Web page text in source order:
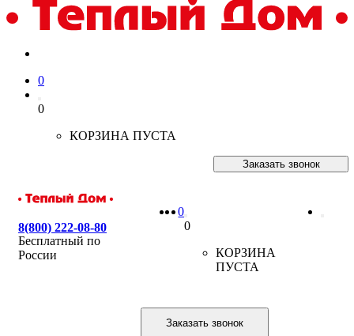
0
0
КОРЗИНА ПУСТА
Заказать звонок
8(800) 222-08-80
Бесплатный по
России
0
0
КОРЗИНА
ПУСТА
Заказать звонок